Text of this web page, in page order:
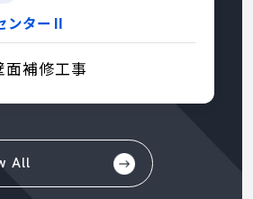
ンターⅡ
面補修工事
All